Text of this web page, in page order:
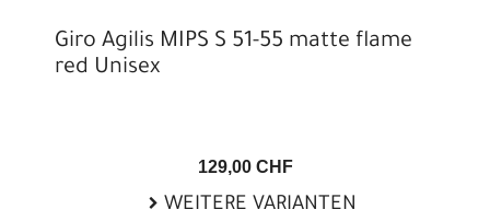
Giro Agilis MIPS S 51-55 matte flame
red Unisex
129,00 CHF
WEITERE VARIANTEN